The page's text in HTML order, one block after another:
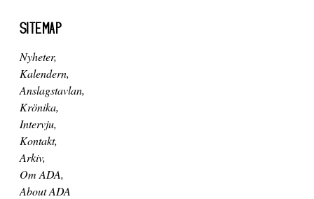
SITEMAP
Nyheter
Kalendern
Anslagstavlan
Krönika
Intervju
Kontakt
Arkiv
Om ADA
About ADA